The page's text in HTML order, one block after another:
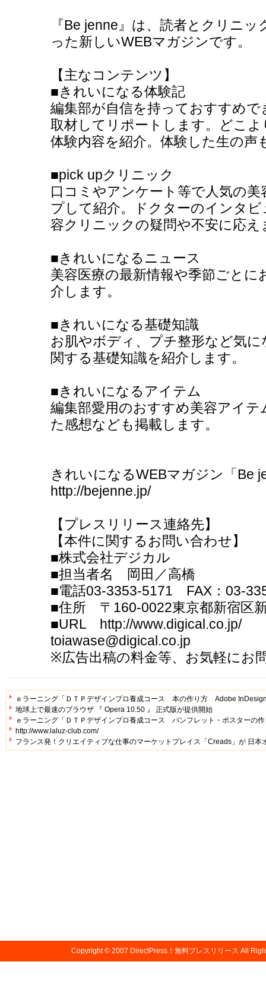
『Be jenne』は、読者とクリニ
った新しいWEBマガジンです。
【主なコンテンツ】
■きれいになる体験記
編集部が自信を持っておすすめ
取材してリポートします。どこ
体験内容を紹介。体験した生の声
■pick upクリニック
口コミやアンケート等で人気の
プして紹介。ドクターのインタ
容クリニックの疑問や不安に応え
■きれいになるニュース
美容医療の最新情報や季節ごと
介します。
■きれいになる基礎知識
お肌やボディ、プチ整形など気
関する基礎知識を紹介します。
■きれいになるアイテム
編集部愛用のおすすめ美容アイ
た感想なども掲載します。
きれいになるWEBマガジン「Be
http://bejenne.jp/
【プレスリリース連絡先】
【本件に関するお問い合わせ】
■株式会社デジカル
■担当者名 岡田／高橋
■電話03-3353-5171 FAX：03-
■住所 〒160-0022東京都新宿区
■URL http://www.digical.co.jp/
toiawase@digical.co.jp
※広告出稿の料金等、お気軽にお
ｅラーニング「ＤＴＰデザインプロ養成コース 本の作り方 Adobe
地球上で最速のブラウザ 『 Opera 10.50 』 正式版が提供開始
ｅラーニング「ＤＴＰデザインプロ養成コース パンフレット・ポスターの
http://www.laluz-club.com/
フランス発！クリエイティブな仕事のマーケットプレイス「Creads」が 日本
Copyright © 2007 DirectPress！無料プレスリリース All